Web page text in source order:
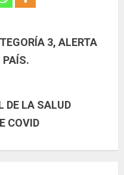
3, ALERTA
PAÍS.
DE LA SALUD
COVID